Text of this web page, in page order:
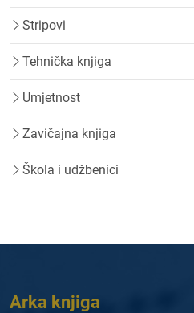
Stripovi
Tehnička knjiga
Umjetnost
Zavičajna knjiga
Škola i udžbenici
Arka knjiga